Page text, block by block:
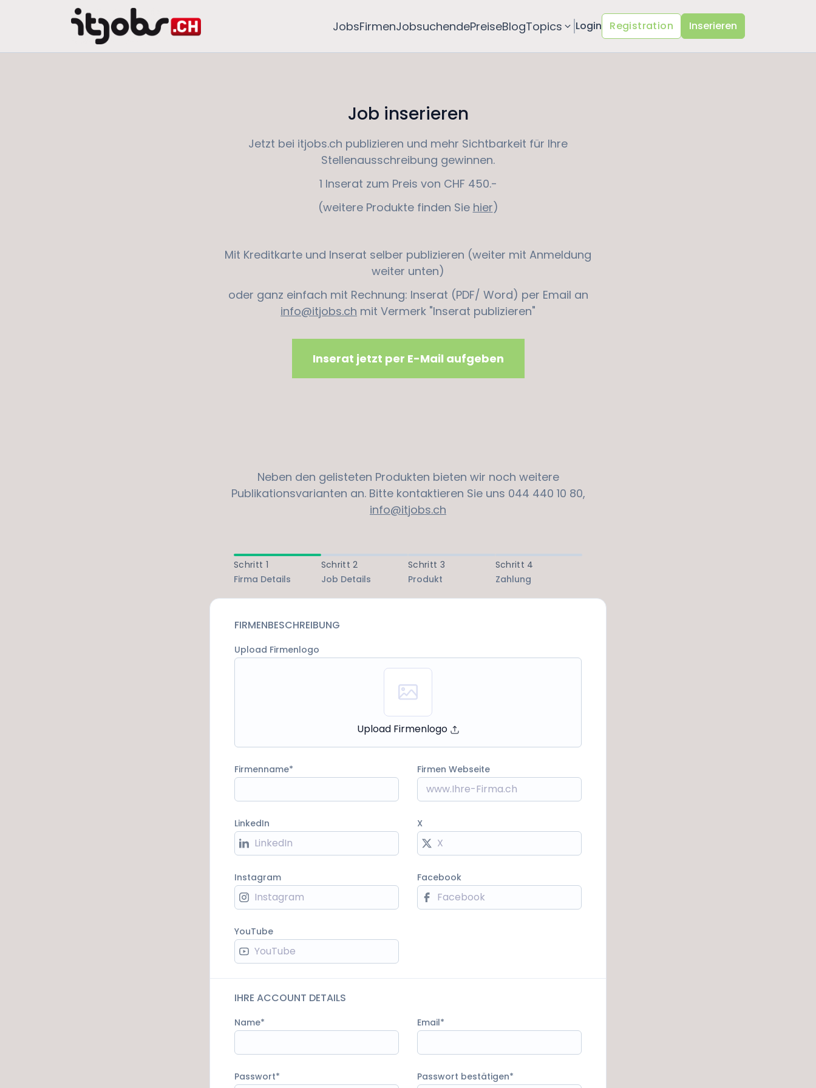
JobsFirmenJobsuchendePreiseBlogTopics Login Registration Inserieren
Job inserieren
Jetzt bei itjobs.ch publizieren und mehr Sichtbarkeit für Ihre
Stellenausschreibung gewinnen.
1 Inserat zum Preis von CHF 450.-
(weitere Produkte finden Sie hier)
Mit Kreditkarte und Inserat selber publizieren (weiter mit Anmeldung
weiter unten)
oder ganz einfach mit Rechnung: Inserat (PDF/ Word) per Email an
info@itjobs.ch mit Vermerk "Inserat publizieren"
Inserat jetzt per E-Mail aufgeben
Neben den gelisteten Produkten bieten wir noch weitere
Publikationsvarianten an. Bitte kontaktieren Sie uns 044 440 10 80,
info@itjobs.ch
Schritt 1
Firma Details
Schritt 2
Job Details
Schritt 3
Produkt
Schritt 4
Zahlung
FIRMENBESCHREIBUNG
Upload Firmenlogo
Upload Firmenlogo
Firmenname Firmen Webseite
LinkedIn X
Instagram Facebook
YouTube
IHRE ACCOUNT DETAILS
Name Email
Passwort Passwort bestätigen